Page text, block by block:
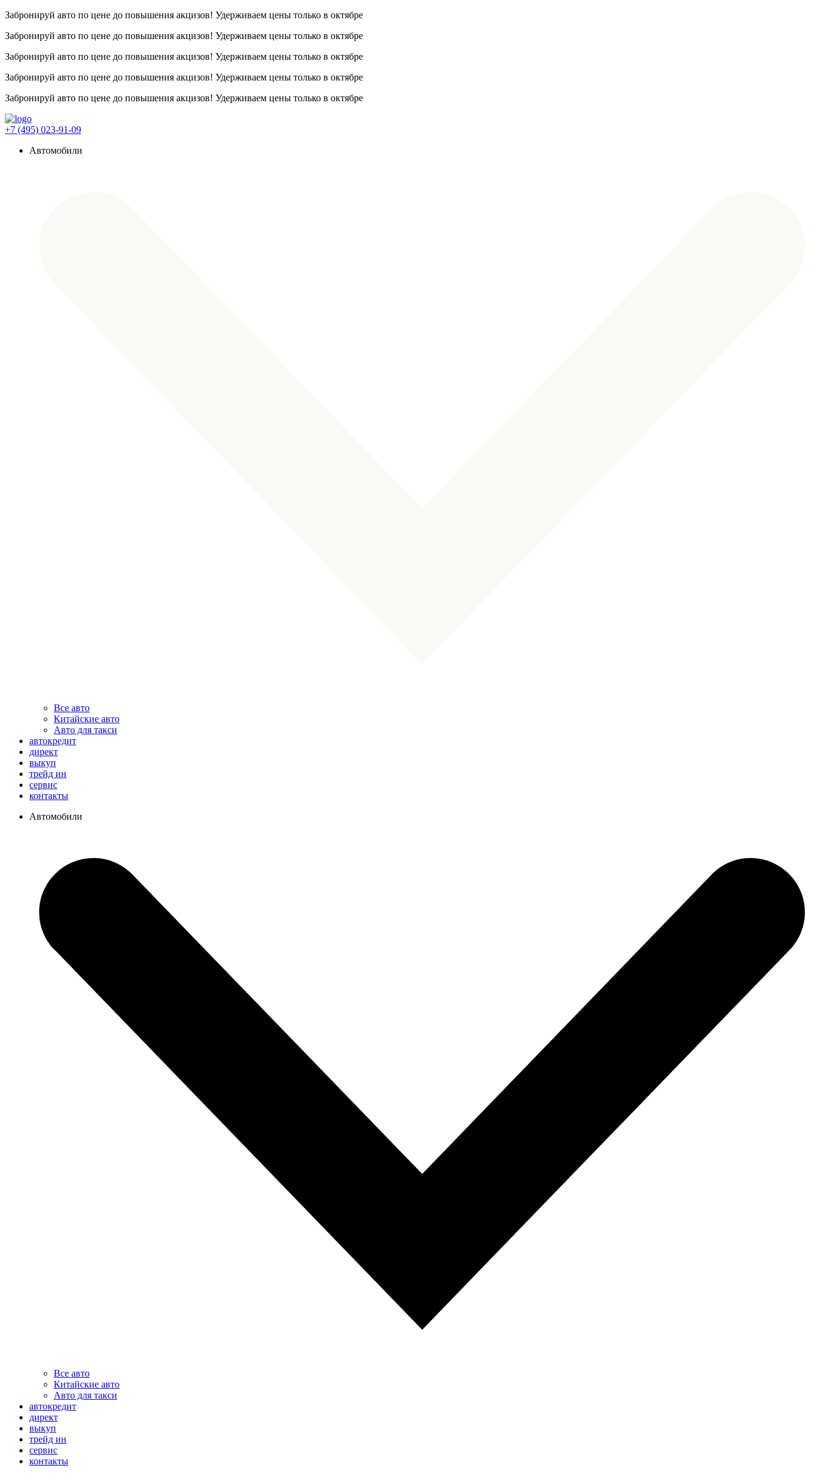
Забронируй авто по цене до повышения акцизов! Удерживаем цены только в октябре
Забронируй авто по цене до повышения акцизов! Удерживаем цены только в октябре
Забронируй авто по цене до повышения акцизов! Удерживаем цены только в октябре
Забронируй авто по цене до повышения акцизов! Удерживаем цены только в октябре
Забронируй авто по цене до повышения акцизов! Удерживаем цены только в октябре
+7 (495) 023-91-09
Автомобили
Все авто
Китайские авто
Авто для такси
автокредит
директ
выкуп
трейд ин
сервис
контакты
Автомобили
Все авто
Китайские авто
Авто для такси
автокредит
директ
выкуп
трейд ин
сервис
контакты